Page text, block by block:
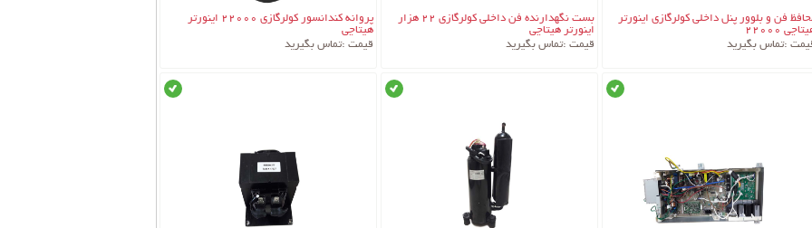
فن و بلوور پنل داخلی کولرگازی اینورتر
22000
:تماس بگیرید
بست نگهدارنده فن داخلی کولرگازی 22 هزار
اینورتر هیتاچی
قیمت :تماس بگیرید
پروانه کندانسور کولرگازی 22000 اینورتر
هیتاچی
قیمت :تماس بگیرید